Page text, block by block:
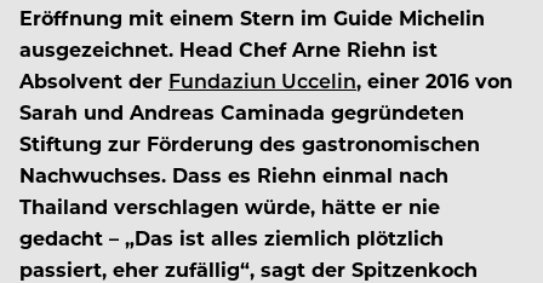
Eröffnung mit einem Stern im Guide Michelin
ausgezeichnet. Head Chef Arne Riehn ist
Absolvent der Fundaziun Uccelin, einer 2016 von
Sarah und Andreas Caminada gegründeten
Stiftung zur Förderung des gastronomischen
Nachwuchses. Dass es Riehn einmal nach
Thailand verschlagen würde, hätte er nie
gedacht – „Das ist alles ziemlich plötzlich
passiert, eher zufällig“, sagt der Spitzenkoch